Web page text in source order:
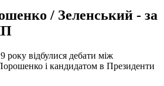
/ Зеленський - за
року відбулися дебати між
і кандидатом в Президенти